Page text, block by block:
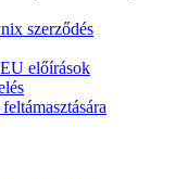
szerződés
előírások